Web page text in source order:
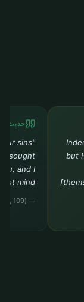
but
حدیث
sins
sought
and I
mind."""
— (Tirmidhi, Da?awat, 109)